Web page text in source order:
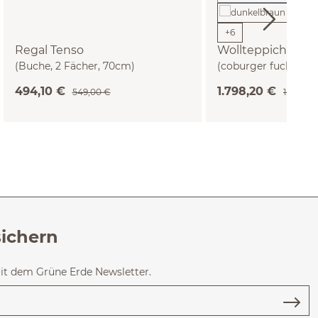
Regal Tenso
(Buche, 2 Fächer, 70cm)
494,10 € 549,00 €
Wollteppich
(coburger fuchs,
+6
1.798,20 €
dem Grüne Erde Newsletter.